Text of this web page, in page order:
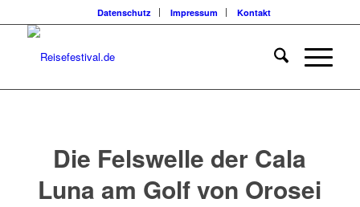
Datenschutz Impressum Kontakt
Die Felswelle der Cala
Luna am Golf von Orosei